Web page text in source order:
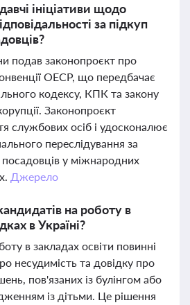
ініціативи щодо
за підкуп
подав законопроєкт про
ОЕСР, що передбачає
кодексу, КПК та закону
Законопроєкт
службових осіб і удосконалює
переслідування за
посадовців у міжнародних
Джерело
на роботу в
в Україні?
в закладах освіти повинні
несудимість та довідку про
пов'язаних із булінгом або
із дітьми. Це рішення